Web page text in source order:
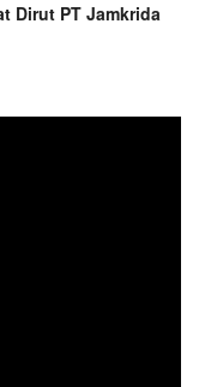
Dirut PT Jamkrida